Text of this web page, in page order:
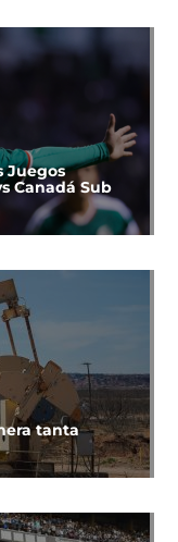
Juegos
Canadá Sub
tanta